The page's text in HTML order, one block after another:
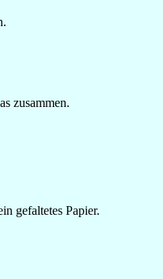
zusammen.
gefaltetes Papier.